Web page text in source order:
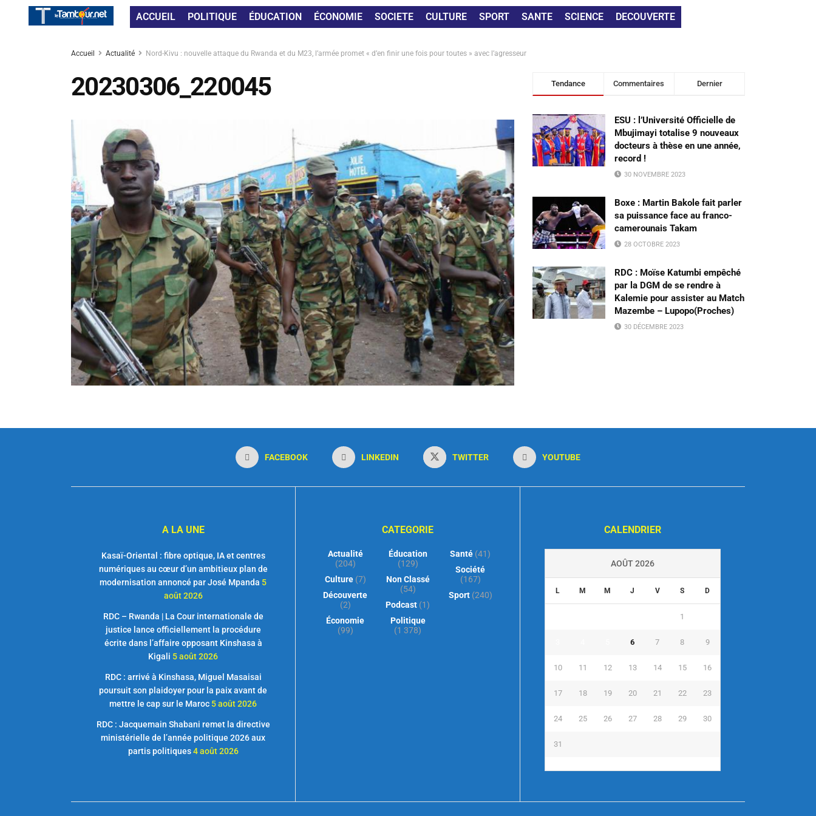
ACCUEIL POLITIQUE ÉDUCATION ÉCONOMIE SOCIETE CULTURE SPORT SANTE SCIENCE DECOUVERTE
Accueil Actualité Nord-Kivu : nouvelle attaque du Rwanda et du M23, l’armée promet « d’en finir une fois pour toutes » avec l’agresseur
20230306_220045 Tendance Commentaires Dernier
ESU : l’Université Officielle de
Mbujimayi totalise 9 nouveaux
docteurs à thèse en une année,
record !
30 NOVEMBRE 2023
Boxe : Martin Bakole fait parler
sa puissance face au franco-
camerounais Takam
28 OCTOBRE 2023
RDC : Moïse Katumbi empêché
par la DGM de se rendre à
Kalemie pour assister au Match
Mazembe – Lupopo(Proches)
30 DÉCEMBRE 2023
FACEBOOK LINKEDIN TWITTER YOUTUBE
A LA UNE
Kasaï-Oriental : fibre optique, IA et centres
numériques au cœur d’un ambitieux plan de
modernisation annoncé par José Mpanda 5
août 2026
RDC – Rwanda | La Cour internationale de
justice lance officiellement la procédure
écrite dans l’affaire opposant Kinshasa à
Kigali 5 août 2026
RDC : arrivé à Kinshasa, Miguel Masaisai
poursuit son plaidoyer pour la paix avant de
mettre le cap sur le Maroc 5 août 2026
RDC : Jacquemain Shabani remet la directive
ministérielle de l’année politique 2026 aux
partis politiques 4 août 2026
CATEGORIE
Actualité
(204)
Culture(7)
Découverte
(2)
Économie
(99)
Éducation
(129)
Non Classé
(54)
Podcast (1)
Politique
(1 378)
Santé (41)
Société
(167)
Sport(240)
CALENDRIER
AOÛT 2026
L M M J V S D
1
6 7 8 9
10 11 12 13 14 15 16
17 18 19 20 21 22 23
24 25 26 27 28 29 30
31